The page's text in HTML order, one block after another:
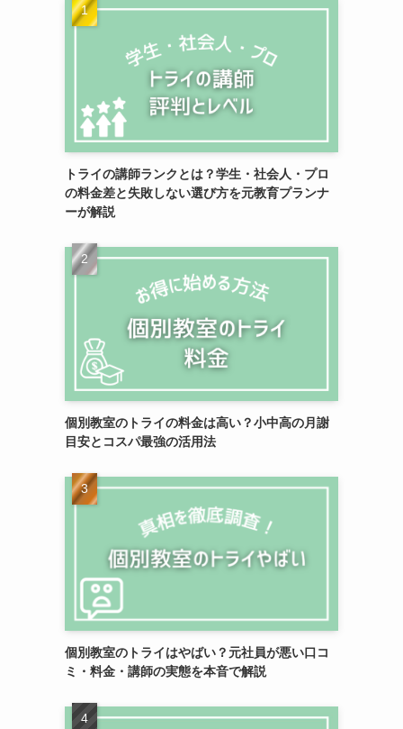
トライの講師ランクとは？学生・社会人・プロ
の料金差と失敗しない選び方を元教育プランナ
ーが解説
個別教室のトライの料金は高い？小中高の月謝
目安とコスパ最強の活用法
個別教室のトライはやばい？元社員が悪い口コ
ミ・料金・講師の実態を本音で解説